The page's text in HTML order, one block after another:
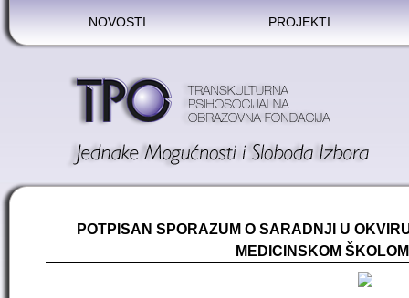
NOVOSTI PROJEKTI
POTPISAN SPORAZUM O SARADNJI U
MEDICINSKOM